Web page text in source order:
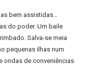
bem assistidas…
do poder. Um baile
Salva-se meia
pequenas ilhas num
ondas de conveniências